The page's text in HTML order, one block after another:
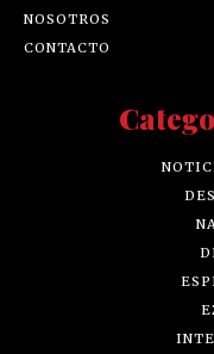
NOSOTROS
CONTACTO